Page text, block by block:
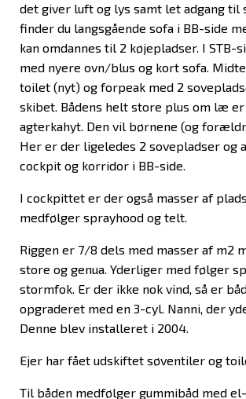
det giver luft og lys samt let adgang til
finder du langsgående sofa i BB-side
kan omdannes til 2 køjepladser. I STB-
med nyere ovn/blus og kort sofa.
toilet (nyt) og forpeak med 2
skibet. Bådens helt store plus om læ
agterkahyt. Den vil børnene (og
Her er der ligeledes 2 sovepladser og
cockpit og korridor i BB-side.
I cockpittet er der også masser af
medfølger sprayhood og telt.
Riggen er 7/8 dels med masser af m2
store og genua. Yderliger med følger
stormfok. Er der ikke nok vind, så er
opgraderet med en 3-cyl. Nanni, der
Denne blev installeret i 2004.
Ejer har fået udskiftet søventiler og
Til båden medfølger gummibåd med